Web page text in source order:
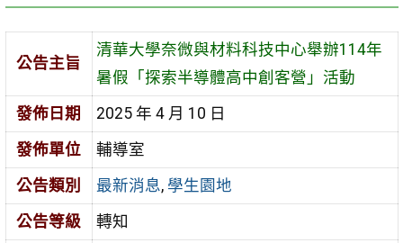
公告主旨
清華大學奈微與材料科技中心舉辦114年
暑假「探索半導體高中創客營」活動
發佈日期
2025 年 4 月 10 日
發佈單位
輔導室
公告類別
最新消息, 學生園地
公告等級
轉知